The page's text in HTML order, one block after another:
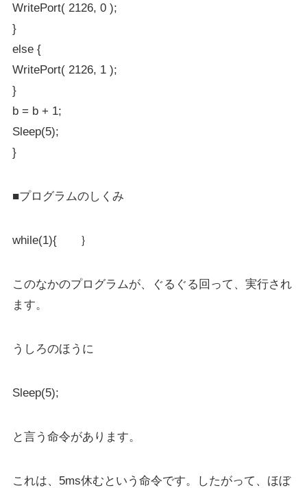
WritePort( 2126, 0 );
}
else {
WritePort( 2126, 1 );
}
b = b + 1;
Sleep(5);
}
■プログラムのしくみ
while(1){ ｝
このなかのプログラムが、ぐるぐる回って、実行され
ます。
うしろのほうに
Sleep(5);
と言う命令があります。
これは、5ms休むという命令です。したがって、ほぼ